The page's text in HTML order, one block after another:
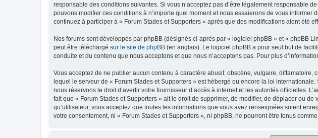
responsable des conditions suivantes. Si vous n’acceptez pas d’être légalement responsable
pouvons modifier ces conditions à n’importe quel moment et nous essaierons de vous
continuez à participer à « Forum Stades et Supporters » après que des modifications aient été
Nos forums sont développés par phpBB (désignés ci-après par « logiciel phpBB » et « phpBB
peut être téléchargé sur le site de phpBB (en anglais). Le logiciel phpBB a pour seul but de
conduite et du contenu que nous acceptons et que nous n’acceptons pas. Pour plus
Vous acceptez de ne publier aucun contenu à caractère abusif, obscène, vulgaire,
lequel le serveur de « Forum Stades et Supporters » est hébergé ou encore la loi
nous réservons le droit d’avertir votre fournisseur d’accès à internet et les autorités officielles.
fait que « Forum Stades et Supporters » ait le droit de supprimer, de modifier, de déplacer ou
qu’utilisateur, vous acceptez que toutes les informations que vous avez renseignées soient
votre consentement, ni « Forum Stades et Supporters », ni phpBB, ne pourront être tenus